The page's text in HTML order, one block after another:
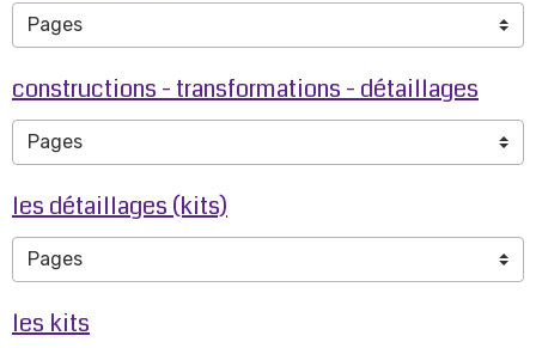
constructions - transformations - détaillages
les détaillages (kits)
les kits